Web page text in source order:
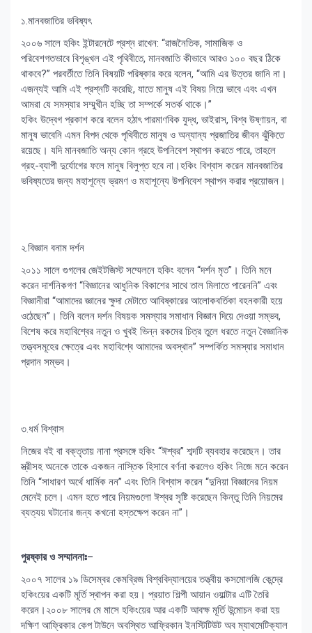
১.মানবজাতির ভবিষ্যৎ
২০০৬ সালে হকিং ইন্টারনেটে প্রশ্ন রাখেন: “রাজনৈতিক, সামাজিক ও
পরিবেশগতভাবে বিশৃঙ্খল এই পৃথিবীতে, মানবজাতি কীভাবে আরও ১০০ বছর ঠিকে
থাকবে?” পরবর্তীতে তিনি বিষয়টি পরিষ্কার করে বলেন, “আমি এর উত্তর জানি না।
এজন্যই আমি এই প্রশ্নটি করেছি, যাতে মানুষ এই বিষয় নিয়ে ভাবে এবং এখন
আমরা যে সমস্যার সম্মুখীন হচ্ছি তা সম্পর্কে সতর্ক থাকে।”
হকিং উদ্বেগ প্রকাশ করে বলেন হঠাৎ পারমাণবিক যুদ্ধ, ভাইরাস, বিশ্ব উষ্ণায়ন, বা
মানুষ ভাবেনি এমন বিপদ থেকে পৃথিবীতে মানুষ ও অন্যান্য প্রজাতির জীবন ঝুঁকিতে
রয়েছে। যদি মানবজাতি অন্য কোন গ্রহে উপনিবেশ স্থাপন করতে পারে, তাহলে
গ্রহ-ব্যাপী দুর্যোগের ফলে মানুষ বিলুপ্ত হবে না।হকিং বিশ্বাস করেন মানবজাতির
ভবিষ্যতের জন্য মহাশূন্যে ভ্রমণ ও মহাশূন্যে উপনিবেশ স্থাপন করার প্রয়োজন।
২.বিজ্ঞান বনাম দর্শন
২০১১ সালে গুগলের জেইটজিস্ট সম্মেলনে হকিং বলেন “দর্শন মৃত”। তিনি মনে
করেন দার্শনিকগণ “বিজ্ঞানের আধুনিক বিকাশের সাথে তাল মিলাতে পারেননি” এবং
বিজ্ঞানীরা “আমাদের জ্ঞানের ক্ষুদা মেটাতে আবিষ্কারের আলোকবর্তিকা বহনকারী হয়ে
ওঠেছেন”। তিনি বলেন দর্শন বিষয়ক সমস্যার সমাধান বিজ্ঞান দিয়ে দেওয়া সম্ভব,
বিশেষ করে মহাবিশ্বের নতুন ও খুবই ভিন্ন রকমের চিত্র তুলে ধরতে নতুন বৈজ্ঞানিক
তত্ত্বসমূহের ক্ষেত্রে এবং মহাবিশ্বে আমাদের অবস্থান” সম্পর্কিত সমস্যার সমাধান
প্রদান সম্ভব।
৩.ধর্ম বিশ্বাস
নিজের বই বা বক্তৃতায় নানা প্রসঙ্গে হকিং “ঈশ্বর” শব্দটি ব্যবহার করেছেন। তার
স্ত্রীসহ অনেকে তাকে একজন নাস্তিক হিসাবে বর্ণনা করলেও হকিং নিজে মনে করেন
তিনি “সাধারণ অর্থে ধার্মিক নন” এবং তিনি বিশ্বাস করেন “দুনিয়া বিজ্ঞানের নিয়ম
মেনেই চলে। এমন হতে পারে নিয়মগুলো ঈশ্বর সৃষ্টি করেছেন কিন্তু তিনি নিয়মের
ব্যত্যয় ঘটানোর জন্য কখনো হস্তক্ষেপ করেন না”।
পুরষ্কার ও সম্মাননাঃ–
২০০৭ সালের ১৯ ডিসেম্বর কেমব্রিজ বিশ্ববিদ্যালয়ের তত্ত্বীয় কসমোলজি কেন্দ্রে
হকিংয়ের একটি মূর্তি স্থাপন করা হয়। প্রয়াত শিল্পী আয়ান ওয়াল্টার এটি তৈরি
করেন।২০০৮ সালের মে মাসে হকিংয়ের আর একটি আবক্ষ মূর্তি উন্মোচন করা হয়
দক্ষিণ আফ্রিকার কেপ টাউনে অবস্থিত আফ্রিকান ইনস্টিটিউট অব ম্যাথমেটিক্যাল